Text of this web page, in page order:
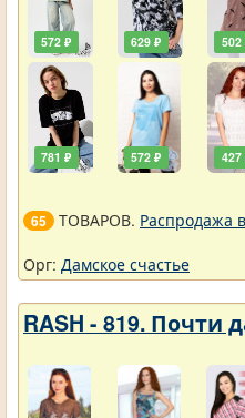
572 ₽
781 ₽
629 ₽
572 ₽
502
427
65 ТОВАРОВ. Распродажа
Орг: Дамское счастье
RASH - 819. Почти